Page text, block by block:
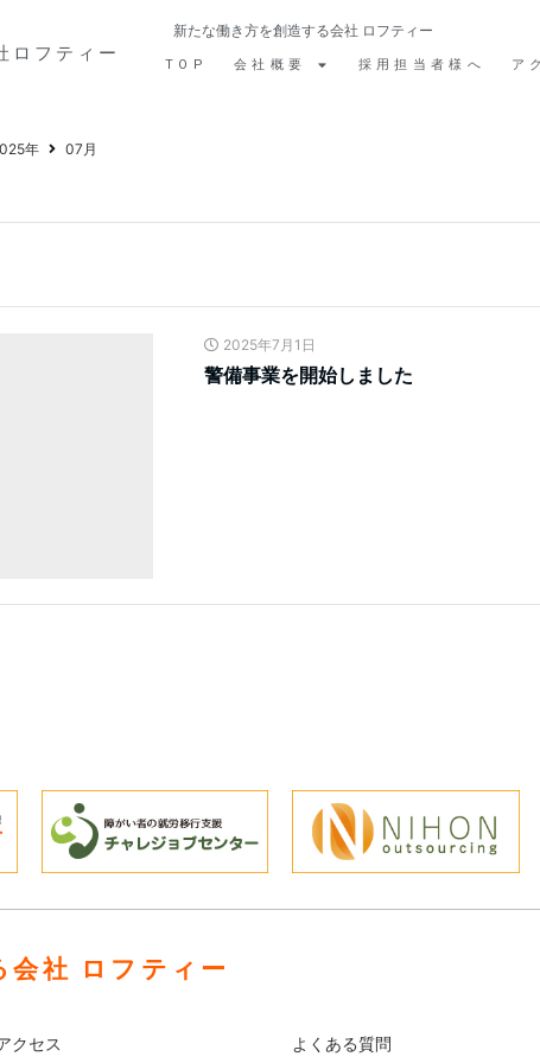
ロフティー
新たな働き方を創造する会社 ロフティー
TOP 会社概要 採用担当者様へ ア
年 07月
2025年7月1日
警備事業を開始しました
会社 ロフティー
クセス よくある質問